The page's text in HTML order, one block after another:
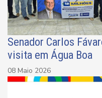
Senador Carlos
visita em Água Boa
08 Maio 2026